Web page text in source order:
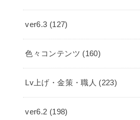
ver6.3 (127)
色々コンテンツ (160)
Lv上げ・金策・職人 (223)
ver6.2 (198)